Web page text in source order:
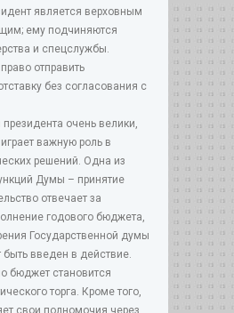
является верховным
ему подчиняются
и спецслужбы.
отправить
без согласования с
очень велики,
важную роль в
решений. Одна из
Думы – принятие
отвечает за
годового бюджета,
Государственной думы
введен в действие.
бюджет становится
торга. Кроме того,
свои полномочия через